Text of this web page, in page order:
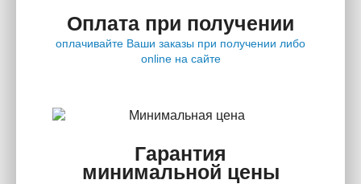
Оплата при получении
оплачивайте Ваши заказы при получении либо
online на сайте
Гарантия
минимальной цены